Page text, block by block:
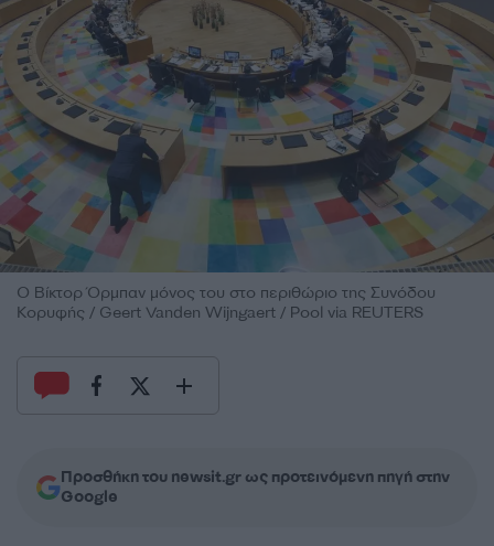
Ο Βίκτορ Όρμπαν μόνος του στο περιθώριο της Συνόδου
Κορυφής / Geert Vanden Wijngaert / Pool via REUTERS
Προσθήκη του newsit.gr ως προτεινόμενη πηγή στην
Google